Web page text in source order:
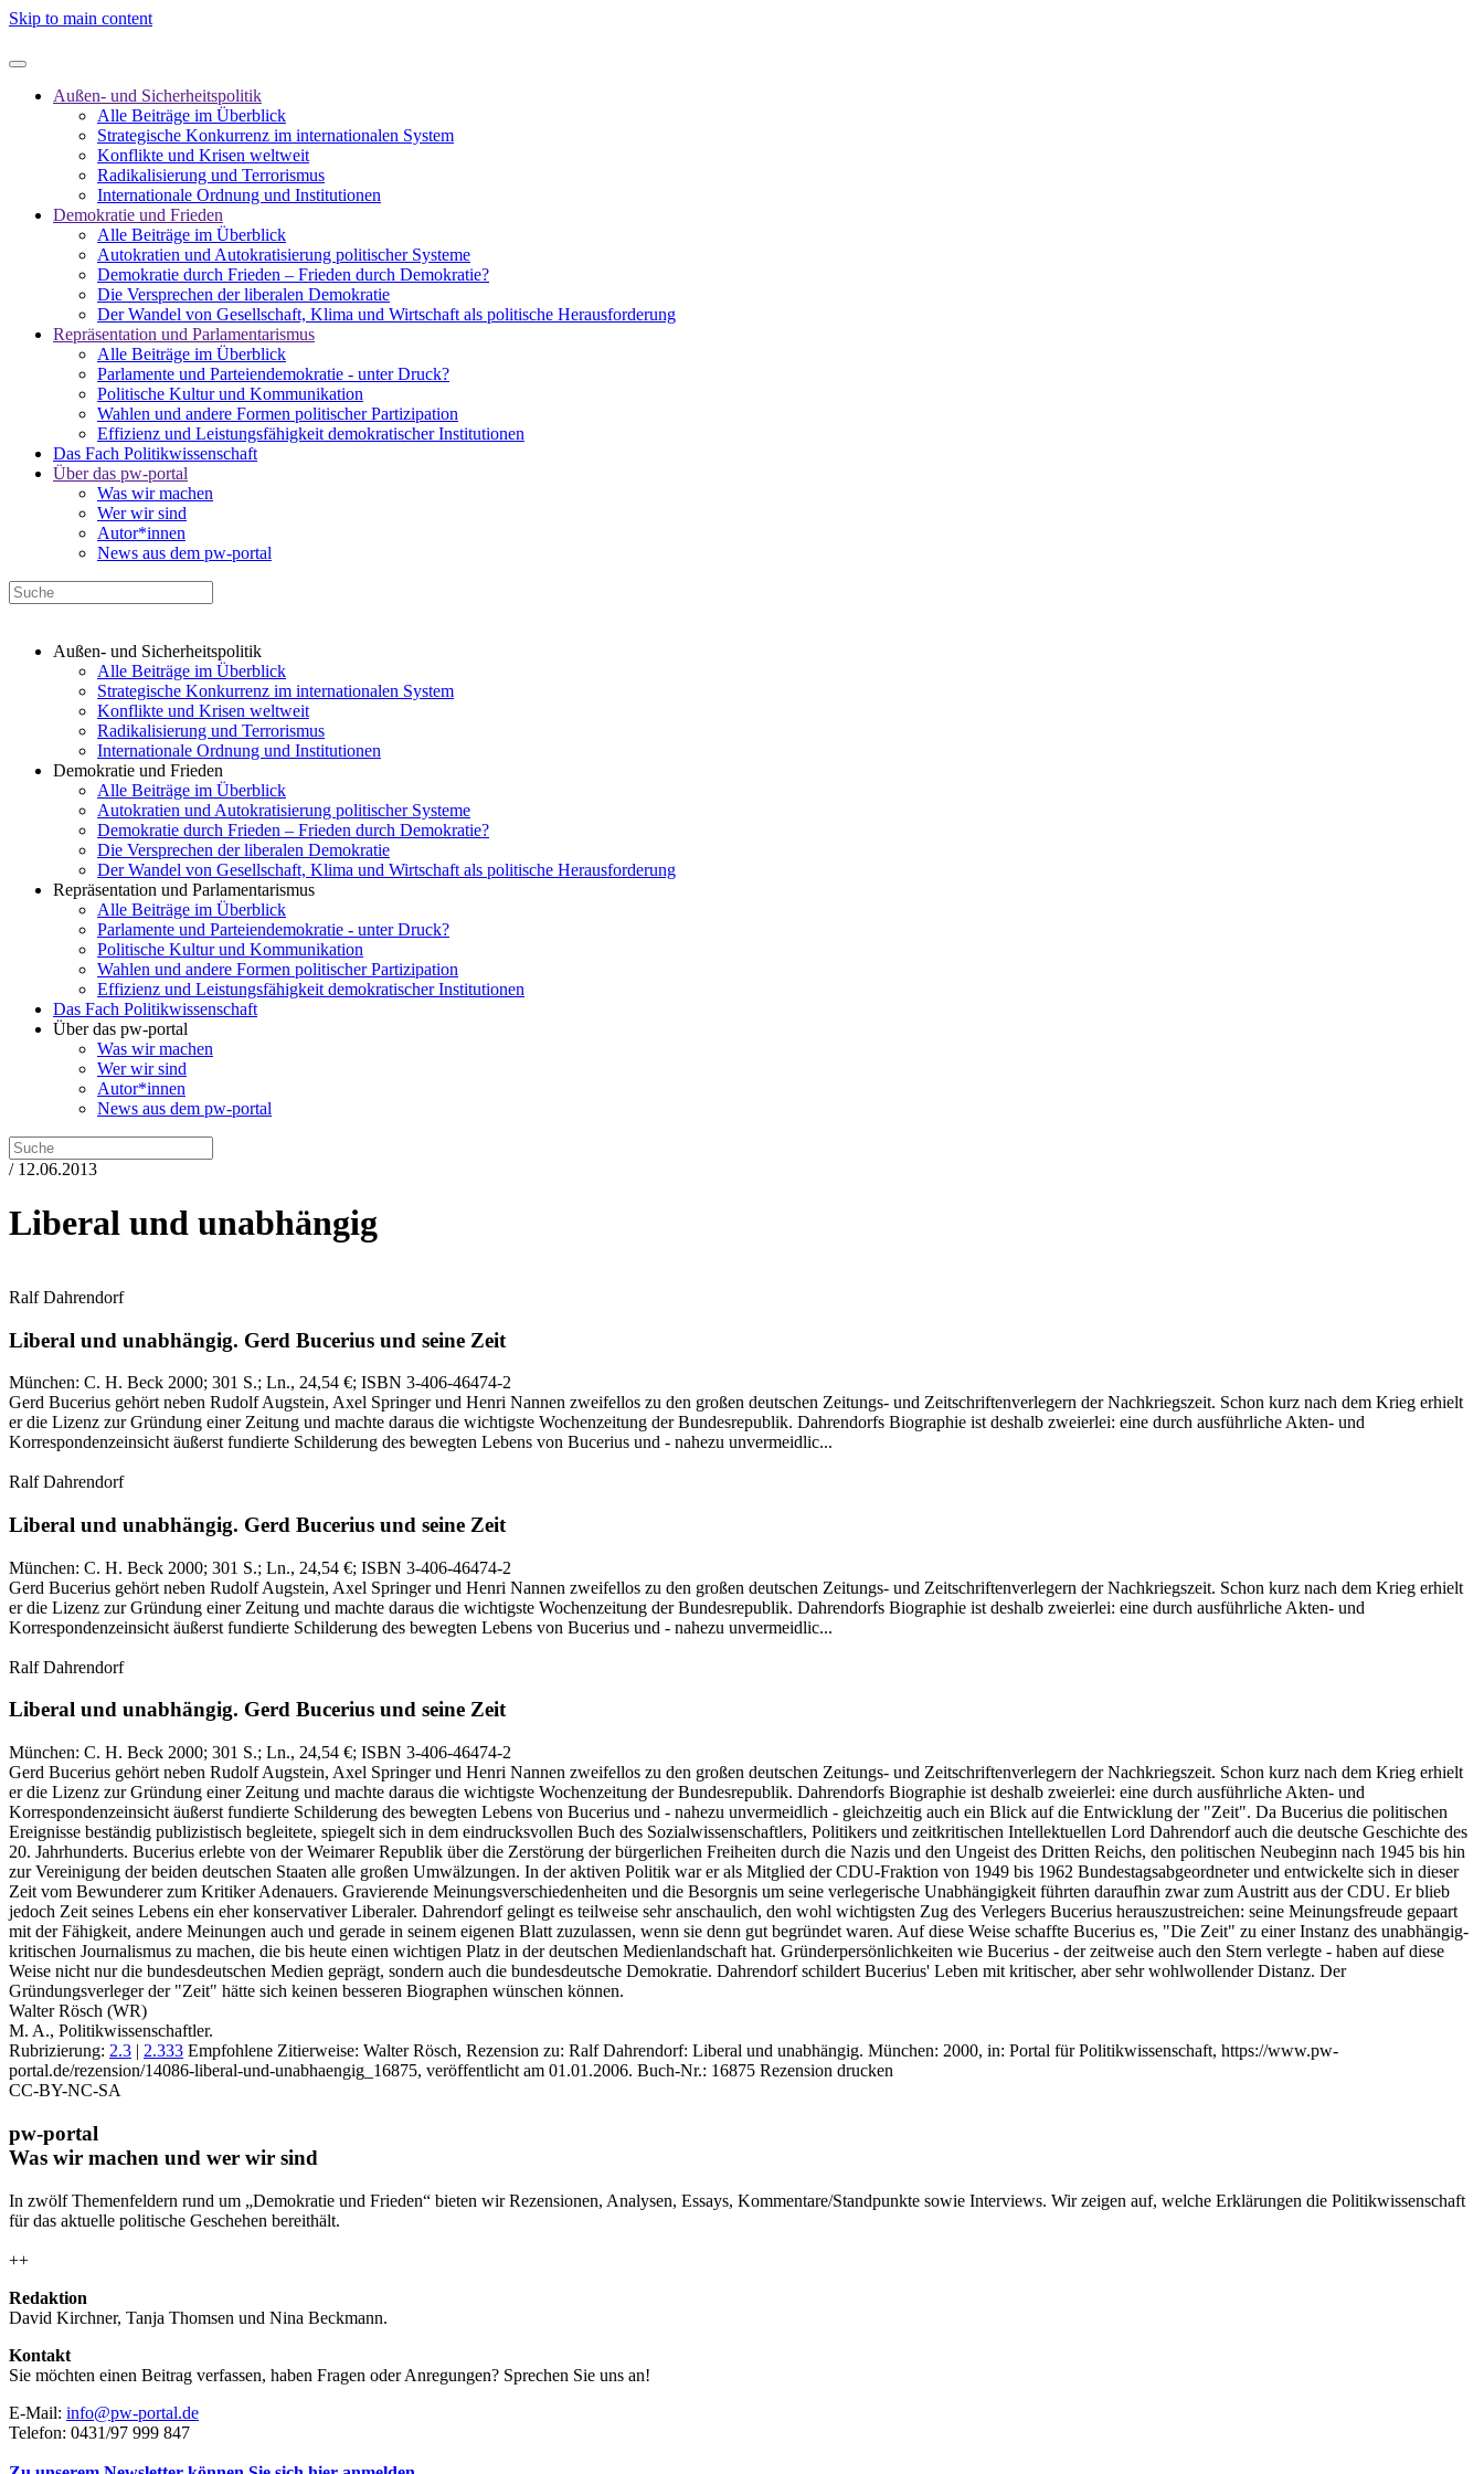
Skip to main content
Außen- und Sicherheitspolitik
Alle Beiträge im Überblick
Strategische Konkurrenz im internationalen System
Konflikte und Krisen weltweit
Radikalisierung und Terrorismus
Internationale Ordnung und Institutionen
Demokratie und Frieden
Alle Beiträge im Überblick
Autokratien und Autokratisierung politischer Systeme
Demokratie durch Frieden – Frieden durch Demokratie?
Die Versprechen der liberalen Demokratie
Der Wandel von Gesellschaft, Klima und Wirtschaft als politische Herausforderung
Repräsentation und Parlamentarismus
Alle Beiträge im Überblick
Parlamente und Parteiendemokratie - unter Druck?
Politische Kultur und Kommunikation
Wahlen und andere Formen politischer Partizipation
Effizienz und Leistungsfähigkeit demokratischer Institutionen
Das Fach Politikwissenschaft
Über das pw-portal
Was wir machen
Wer wir sind
Autor*innen
News aus dem pw-portal
Außen- und Sicherheitspolitik
Alle Beiträge im Überblick
Strategische Konkurrenz im internationalen System
Konflikte und Krisen weltweit
Radikalisierung und Terrorismus
Internationale Ordnung und Institutionen
Demokratie und Frieden
Alle Beiträge im Überblick
Autokratien und Autokratisierung politischer Systeme
Demokratie durch Frieden – Frieden durch Demokratie?
Die Versprechen der liberalen Demokratie
Der Wandel von Gesellschaft, Klima und Wirtschaft als politische Herausforderung
Repräsentation und Parlamentarismus
Alle Beiträge im Überblick
Parlamente und Parteiendemokratie - unter Druck?
Politische Kultur und Kommunikation
Wahlen und andere Formen politischer Partizipation
Effizienz und Leistungsfähigkeit demokratischer Institutionen
Das Fach Politikwissenschaft
Über das pw-portal
Was wir machen
Wer wir sind
Autor*innen
News aus dem pw-portal
/ 12.06.2013
Liberal und unabhängig
Ralf Dahrendorf
Liberal und unabhängig. Gerd Bucerius und seine Zeit
München: C. H. Beck 2000; 301 S.; Ln., 24,54 €; ISBN 3-406-46474-2
Gerd Bucerius gehört neben Rudolf Augstein, Axel Springer und Henri Nannen zweifellos zu den großen deutschen Zeitungs- und Zeitschriftenverlegern der Nachkriegszeit. Schon kurz nach dem Krieg erhielt
er die Lizenz zur Gründung einer Zeitung und machte daraus die wichtigste Wochenzeitung der Bundesrepublik. Dahrendorfs Biographie ist deshalb zweierlei: eine durch ausführliche Akten- und
Korrespondenzeinsicht äußerst fundierte Schilderung des bewegten Lebens von Bucerius und - nahezu unvermeidlic...
Ralf Dahrendorf
Liberal und unabhängig. Gerd Bucerius und seine Zeit
München: C. H. Beck 2000; 301 S.; Ln., 24,54 €; ISBN 3-406-46474-2
Gerd Bucerius gehört neben Rudolf Augstein, Axel Springer und Henri Nannen zweifellos zu den großen deutschen Zeitungs- und Zeitschriftenverlegern der Nachkriegszeit. Schon kurz nach dem Krieg erhielt
er die Lizenz zur Gründung einer Zeitung und machte daraus die wichtigste Wochenzeitung der Bundesrepublik. Dahrendorfs Biographie ist deshalb zweierlei: eine durch ausführliche Akten- und
Korrespondenzeinsicht äußerst fundierte Schilderung des bewegten Lebens von Bucerius und - nahezu unvermeidlic...
Ralf Dahrendorf
Liberal und unabhängig. Gerd Bucerius und seine Zeit
München: C. H. Beck 2000; 301 S.; Ln., 24,54 €; ISBN 3-406-46474-2
Gerd Bucerius gehört neben Rudolf Augstein, Axel Springer und Henri Nannen zweifellos zu den großen deutschen Zeitungs- und Zeitschriftenverlegern der Nachkriegszeit. Schon kurz nach dem Krieg erhielt
er die Lizenz zur Gründung einer Zeitung und machte daraus die wichtigste Wochenzeitung der Bundesrepublik. Dahrendorfs Biographie ist deshalb zweierlei: eine durch ausführliche Akten- und
Korrespondenzeinsicht äußerst fundierte Schilderung des bewegten Lebens von Bucerius und - nahezu unvermeidlich - gleichzeitig auch ein Blick auf die Entwicklung der "Zeit". Da Bucerius die politischen
Ereignisse beständig publizistisch begleitete, spiegelt sich in dem eindrucksvollen Buch des Sozialwissenschaftlers, Politikers und zeitkritischen Intellektuellen Lord Dahrendorf auch die deutsche Geschichte des
20. Jahrhunderts. Bucerius erlebte von der Weimarer Republik über die Zerstörung der bürgerlichen Freiheiten durch die Nazis und den Ungeist des Dritten Reichs, den politischen Neubeginn nach 1945 bis hin
zur Vereinigung der beiden deutschen Staaten alle großen Umwälzungen. In der aktiven Politik war er als Mitglied der CDU-Fraktion von 1949 bis 1962 Bundestagsabgeordneter und entwickelte sich in dieser
Zeit vom Bewunderer zum Kritiker Adenauers. Gravierende Meinungsverschiedenheiten und die Besorgnis um seine verlegerische Unabhängigkeit führten daraufhin zwar zum Austritt aus der CDU. Er blieb
jedoch Zeit seines Lebens ein eher konservativer Liberaler. Dahrendorf gelingt es teilweise sehr anschaulich, den wohl wichtigsten Zug des Verlegers Bucerius herauszustreichen: seine Meinungsfreude gepaart
mit der Fähigkeit, andere Meinungen auch und gerade in seinem eigenen Blatt zuzulassen, wenn sie denn gut begründet waren. Auf diese Weise schaffte Bucerius es, "Die Zeit" zu einer Instanz des unabhängig-
kritischen Journalismus zu machen, die bis heute einen wichtigen Platz in der deutschen Medienlandschaft hat. Gründerpersönlichkeiten wie Bucerius - der zeitweise auch den Stern verlegte - haben auf diese
Weise nicht nur die bundesdeutschen Medien geprägt, sondern auch die bundesdeutsche Demokratie. Dahrendorf schildert Bucerius' Leben mit kritischer, aber sehr wohlwollender Distanz. Der
Gründungsverleger der "Zeit" hätte sich keinen besseren Biographen wünschen können.
Walter Rösch (WR)
M. A., Politikwissenschaftler.
Rubrizierung: 2.3 | 2.333 Empfohlene Zitierweise: Walter Rösch, Rezension zu: Ralf Dahrendorf: Liberal und unabhängig. München: 2000, in: Portal für Politikwissenschaft, https://www.pw-
portal.de/rezension/14086-liberal-und-unabhaengig_16875, veröffentlicht am 01.01.2006. Buch-Nr.: 16875 Rezension drucken
CC-BY-NC-SA
pw-portal
Was wir machen und wer wir sind
In zwölf Themenfeldern rund um „Demokratie und Frieden“ bieten wir Rezensionen, Analysen, Essays, Kommentare/Standpunkte sowie Interviews. Wir zeigen auf, welche Erklärungen die Politikwissenschaft
für das aktuelle politische Geschehen bereithält.
++
Redaktion
David Kirchner, Tanja Thomsen und Nina Beckmann.
Kontakt
Sie möchten einen Beitrag verfassen, haben Fragen oder Anregungen? Sprechen Sie uns an!
E-Mail: info@pw-portal.de
Telefon: 0431/97 999 847